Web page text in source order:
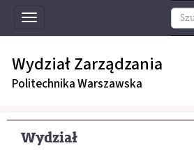
Toggle
navigation
Wydział Zarządzania
Politechnika Warszawska
Wydział